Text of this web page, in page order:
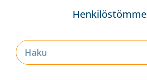
Henkilöstömme